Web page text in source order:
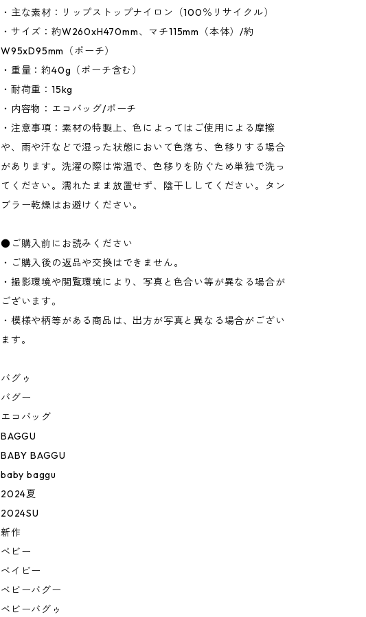
・主な素材：リップストップナイロン（100％リサイクル）
・サイズ：約W260xH470mm、マチ115mm（本体）/約
W95xD95mm（ポーチ）
・重量：約40g（ポーチ含む）
・耐荷重：15kg
・内容物：エコバッグ/ポーチ
・注意事項：素材の特製上、色によってはご使用による摩擦
や、雨や汗などで湿った状態において色落ち、色移りする場合
があります。洗濯の際は常温で、色移りを防ぐため単独で洗っ
てください。濡れたまま放置せず、陰干ししてください。タン
ブラー乾燥はお避けください。
●ご購入前にお読みください
・ご購入後の返品や交換はできません。
・撮影環境や閲覧環境により、写真と色合い等が異なる場合が
ございます。
・模様や柄等がある商品は、出方が写真と異なる場合がござい
ます。
バグゥ
バグー
エコバッグ
BAGGU
BABY BAGGU
baby baggu
2024夏
2024SU
新作
ベビー
ベイビー
ベビーバグー
ベビーバグゥ